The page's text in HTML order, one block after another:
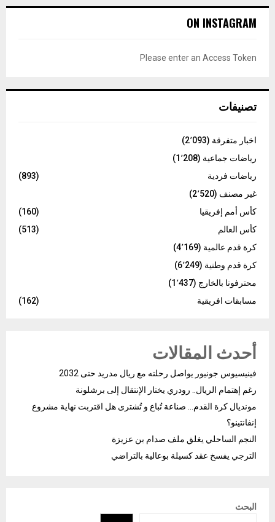
h
C
ON INSTAGRAM
Please enter an Access Token
تصنيفات
اخبار متفرقة (2٬093)
رياضات جماعية (1٬208)
رياضات فردية
(893)
غير مصنف (2٬520)
كأس أمم إفريقيا
(160)
كأس العالم
(513)
كرة قدم عالمية (4٬169)
كرة قدم وطنية (6٬249)
محترفونا بالخارج (1٬437)
مسابقات افريقية
(162)
أحدث المقالات
فينيسيوس جونيور يواصل رحلته مع ريال مدريد حتى 2032
رغم إهتمام الريال.. رودري يختار الإنتقال إلى برشلونة
مونديال كرة القدم… صناعة تُباع و تُشترى هل اقتربت نهاية مشروع
إنفانتينو؟
النجم الساحلي يغلق ملف صدام بن عزيزة
الترجي يفسخ عقد كسيلة بوعالية بالتراضي
البحث